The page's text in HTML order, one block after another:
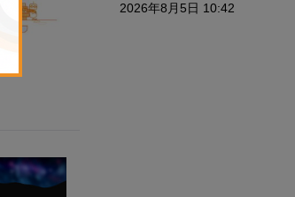
2026年8月5日 10:42